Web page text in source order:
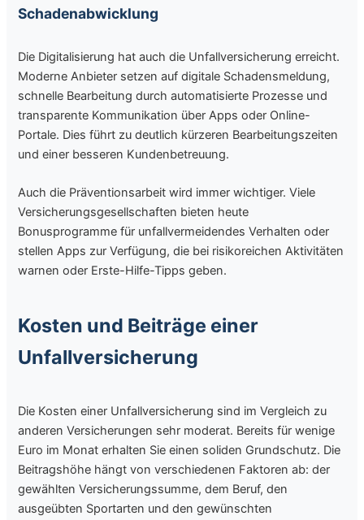
Schadenabwicklung
Die Digitalisierung hat auch die Unfallversicherung erreicht.
Moderne Anbieter setzen auf digitale Schadensmeldung,
schnelle Bearbeitung durch automatisierte Prozesse und
transparente Kommunikation über Apps oder Online-
Portale. Dies führt zu deutlich kürzeren Bearbeitungszeiten
und einer besseren Kundenbetreuung.
Auch die Präventionsarbeit wird immer wichtiger. Viele
Versicherungsgesellschaften bieten heute
Bonusprogramme für unfallvermeidendes Verhalten oder
stellen Apps zur Verfügung, die bei risikoreichen Aktivitäten
warnen oder Erste-Hilfe-Tipps geben.
Kosten und Beiträge einer
Unfallversicherung
Die Kosten einer Unfallversicherung sind im Vergleich zu
anderen Versicherungen sehr moderat. Bereits für wenige
Euro im Monat erhalten Sie einen soliden Grundschutz. Die
Beitragshöhe hängt von verschiedenen Faktoren ab: der
gewählten Versicherungssumme, dem Beruf, den
ausgeübten Sportarten und den gewünschten